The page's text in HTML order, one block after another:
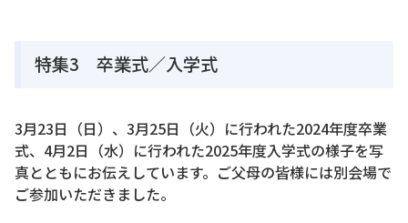
特集3 卒業式／入学式
3月23日（日）、3月25日（火）に行われた2024年度卒業
式、4月2日（水）に行われた2025年度入学式の様子を写
真とともにお伝えしています。ご父母の皆様には別会場で
ご参加いただきました。